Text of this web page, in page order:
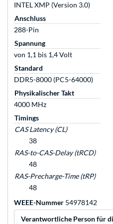
INTEL XMP (Version 3.0)
Anschluss
288-Pin
Spannung
von 1,1 bis 1,4 Volt
Standard
DDR5-8000 (PC5-64000)
Physikalischer Takt
4000 MHz
Timings
CAS Latency (CL)
38
RAS-to-CAS-Delay (tRCD)
48
RAS-Precharge-Time (tRP)
48
WEEE-Nummer 54978142
Verantwortliche Person für